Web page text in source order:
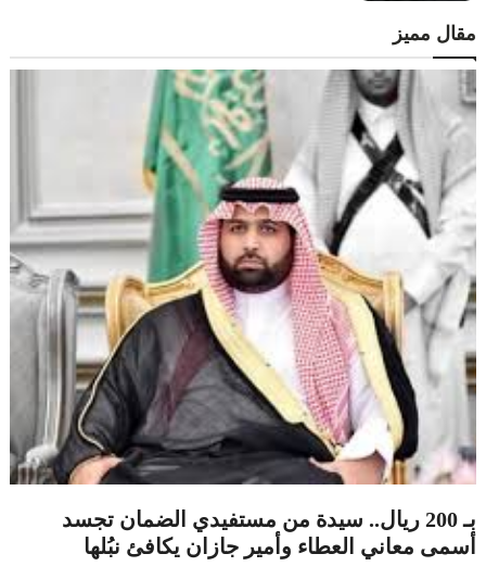
مقال مميز
بـ 200 ريال.. سيدة من مستفيدي الضمان تجسد
أسمى معاني العطاء وأمير جازان يكافئ نبُلها